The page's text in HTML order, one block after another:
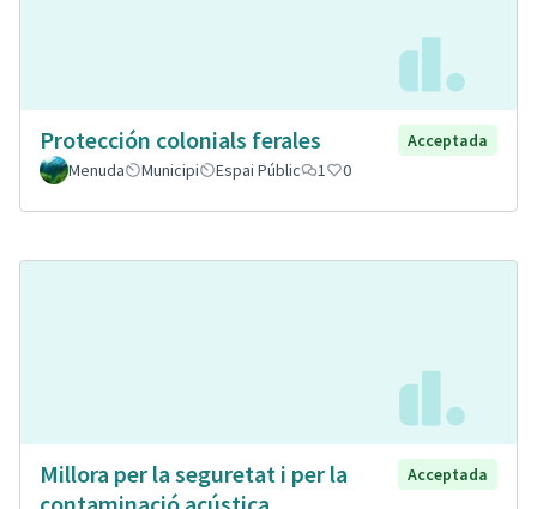
Protección colonials ferales
Acceptada
Menuda
Municipi Espai Públic 1 0
Millora per la seguretat i per la
Acceptada